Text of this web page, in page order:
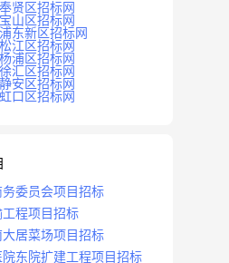
奉贤区招标网
宝山区招标网
浦东新区招标网
松江区招标网
杨浦区招标网
徐汇区招标网
静安区招标网
虹口区招标网
务委员会项目招标
工程项目招标
大居菜场项目招标
院东院扩建工程项目招标